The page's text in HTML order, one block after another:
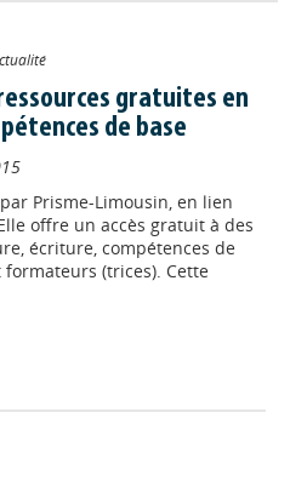
gratuites en
de base
Prisme-Limousin, en lien
offre un accès gratuit à des
écriture, compétences de
(trices). Cette